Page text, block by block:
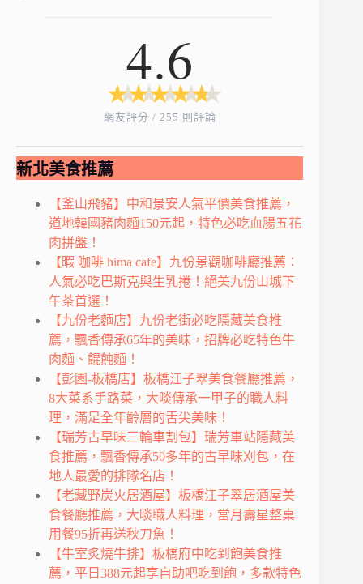
4.6
★
★ ★
★ ★
★ ★
★ ★
★
網友評分 / 255 則評論
新北美食推薦
【釜山飛豬】中和景安人氣平價美食推薦，
道地韓國豬肉麵150元起，特色必吃血腸五花
肉拼盤！
【暇 咖啡 hima cafe】九份景觀咖啡廳推薦：
人氣必吃巴斯克與生乳捲！絕美九份山城下
午茶首選！
【九份老麵店】九份老街必吃隱藏美食推
薦，飄香傳承65年的美味，招牌必吃特色牛
肉麵、餛飩麵！
【彭園-板橋店】板橋江子翠美食餐廳推薦，
8大菜系手路菜，大啖傳承一甲子的職人料
理，滿足全年齡層的舌尖美味！
【瑞芳古早味三輪車割包】瑞芳車站隱藏美
食推薦，飄香傳承50多年的古早味刈包，在
地人最愛的排隊名店！
【老藏野炭火居酒屋】板橋江子翠居酒屋美
食餐廳推薦，大啖職人料理，當月壽星整桌
用餐95折再送秋刀魚！
【牛室炙燒牛排】板橋府中吃到飽美食推
薦，平日388元起享自助吧吃到飽，多款特色